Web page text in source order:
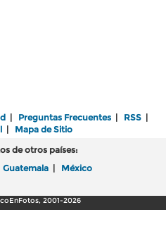
| Preguntas Frecuentes | RSS |
| Mapa de Sitio
de otros países:
Guatemala | México
2001-2026